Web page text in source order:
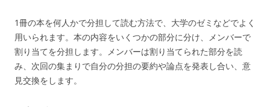
1冊の本を何人かで分担して読む方法で、大学のゼミなどでよく
用いられます。本の内容をいくつかの部分に分け、メンバーで
割り当てを分担します。メンバーは割り当てられた部分を読
み、次回の集まりで自分の分担の要約や論点を発表し合い、意
見交換をします。